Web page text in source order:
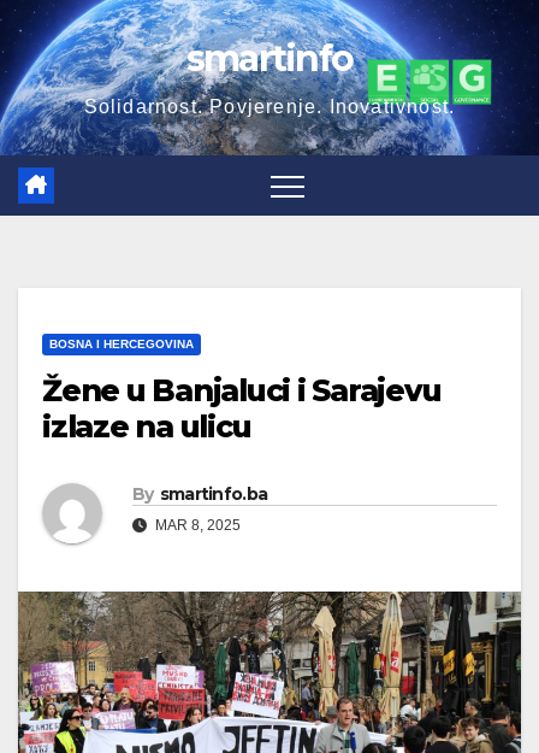
Skip
to
content
smartinfo
Solidarnost. Povjerenje. Inovativnost.
BOSNA I HERCEGOVINA
Žene u Banjaluci i Sarajevu
izlaze na ulicu
By smartinfo.ba
MAR 8, 2025